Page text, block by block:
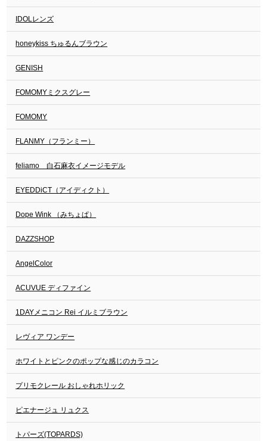
IDOLレンズ
honeykiss ちゅるんブラウン
GENISH
FOMOMYミクスグレー
FOMOMY
FLANMY（フランミー）
feliamo 白石麻衣イメージモデル
EYEDDiCT（アイディクト）
Dope Wink （みちょぱ）
DAZZSHOP
AngelColor
ACUVUE ディファイン
1DAYメニコン Rei イルミブラウン
レヴィア ワンデー
ホワイトとピンクのポップな感じのカラコン
プリモクレール おしゃれホリック
ピエナージュ リュクス
トパーズ(TOPARDS)